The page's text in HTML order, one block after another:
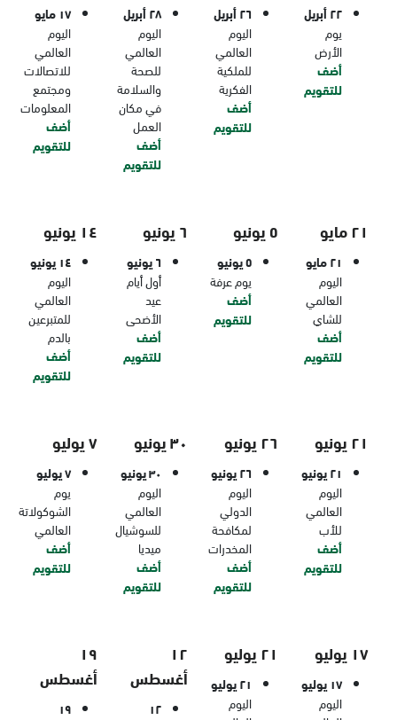
٢٢ أبريل
يوم
الأرض
أضف
للتقويم
٢٦ أبريل
اليوم
العالمي
للملكية
الفكرية
أضف
للتقويم
٢٨ أبريل
اليوم
العالمي
للصحة
والسلامة
في مكان
العمل
أضف
للتقويم
١٧ مايو
اليوم
العالمي
للاتصالات
ومجتمع
المعلومات
أضف
للتقويم
٢١ مايو
٢١ مايو
اليوم
العالمي
للشاي
أضف
للتقويم
٥ يونيو
٥ يونيو
يوم عرفة
أضف
للتقويم
٦ يونيو
٦ يونيو
أول أيام
عيد
الأضحى
أضف
للتقويم
١٤ يونيو
١٤ يونيو
اليوم
العالمي
للمتبرعين
بالدم
أضف
للتقويم
٢١ يونيو
٢١ يونيو
اليوم
العالمي
للأب
أضف
للتقويم
٢٦ يونيو
٢٦ يونيو
اليوم
الدولي
لمكافحة
المخدرات
أضف
للتقويم
٣٠ يونيو
٣٠ يونيو
اليوم
العالمي
للسوشيال
ميديا
أضف
للتقويم
٧ يوليو
٧ يوليو
يوم
الشوكولاتة
العالمي
أضف
للتقويم
١٧ يوليو
١٧ يوليو
اليوم
٢١ يوليو
٢١ يوليو
اليوم
١٢
أغسطس
١٢
١٩
أغسطس
١٩